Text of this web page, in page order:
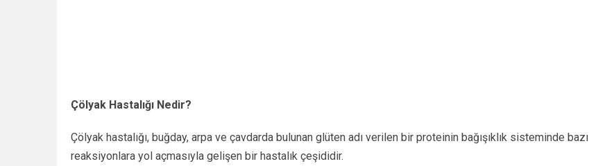
Çölyak Hastalığı Nedir?
Çölyak hastalığı, buğday, arpa ve çavdarda bulunan glüten adı verilen bir proteinin bağışıklık sisteminde bazı
reaksiyonlara yol açmasıyla gelişen bir hastalık çeşididir.